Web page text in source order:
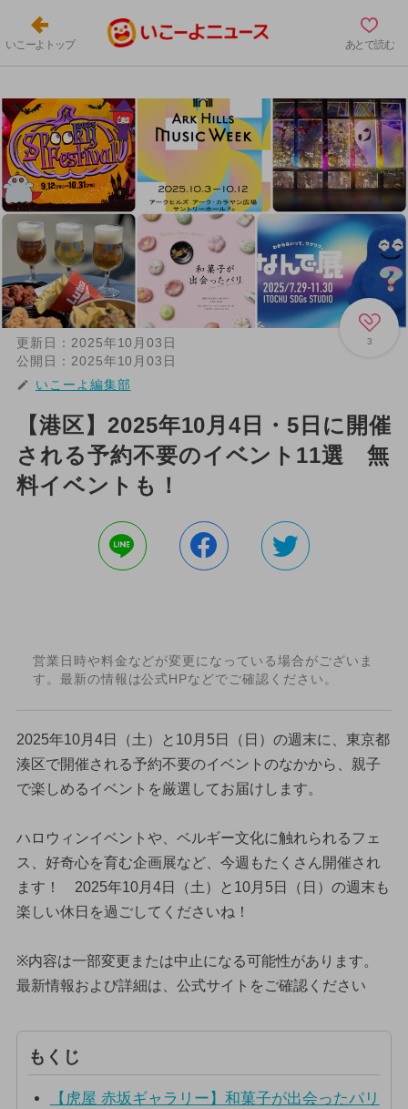
いこーよトップ あとで読む
3
更新日： 2025年10月03日
公開日： 2025年10月03日
いこーよ編集部
【港区】2025年10月4日・5日に開催
される予約不要のイベント11選 無
料イベントも！
営業日時や料金などが変更になっている場合がございま
す。最新の情報は公式HPなどでご確認ください。
2025年10月4日（土）と10月5日（日）の週末に、東京都
湊区で開催される予約不要のイベントのなかから、親子
で楽しめるイベントを厳選してお届けします。
ハロウィンイベントや、ベルギー文化に触れられるフェ
ス、好奇心を育む企画展など、今週もたくさん開催され
ます！ 2025年10月4日（土）と10月5日（日）の週末も
楽しい休日を過ごしてくださいね！
※内容は一部変更または中止になる可能性があります。
最新情報および詳細は、公式サイトをご確認ください
もくじ
【虎屋 赤坂ギャラリー】和菓子が出会ったパリ